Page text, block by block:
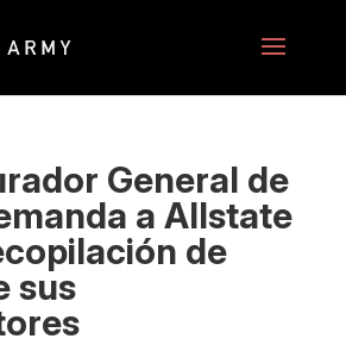
General de
a Allstate
de
sus